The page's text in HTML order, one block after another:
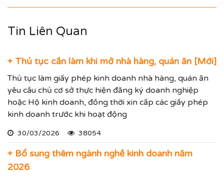
Tin Liên Quan
+ Thủ tục cần làm khi mở nhà hàng, quán ăn [Mới]
Thủ tục làm giấy phép kinh doanh nhà hàng, quán ăn
yêu cầu chủ cơ sở thực hiện đăng ký doanh nghiệp
hoặc Hộ kinh doanh, đồng thời xin cấp các giấy phép
kinh doanh trước khi hoạt động
30/03/2026 38054
+ Bổ sung thêm ngành nghề kinh doanh năm
2026